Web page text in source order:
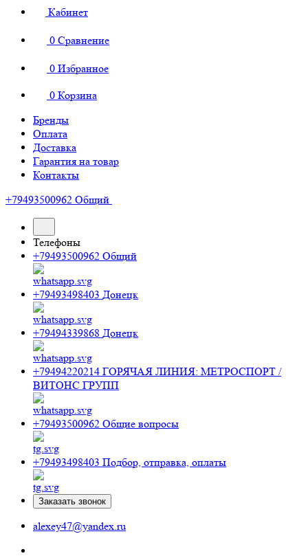
Кабинет
0 Сравнение
0 Избранное
0 Корзина
Бренды
Оплата
Доставка
Гарантия на товар
Контакты
+79493500962 Общий
Телефоны
+79493500962 Общий
+79493498403 Донецк
+79494339868 Донецк
+79494220214 ГОРЯЧАЯ ЛИНИЯ: МЕТРОСПОРТ /
ВИТОНС ГРУПП
+79493500962 Общие вопросы
+79493498403 Подбор, отправка, оплаты
Заказать звонок
alexey47@yandex.ru